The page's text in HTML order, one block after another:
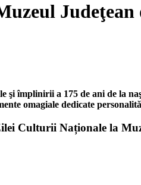
împlinirii a 175 de ani de la
omagiale dedicate
Culturii Naționale la